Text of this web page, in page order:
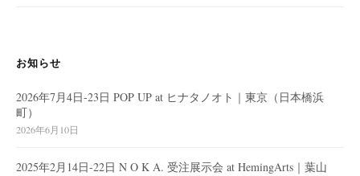
お知らせ
2026年7月4日-23日 POP UP at ヒナタノオト｜東京（日本橋浜
町）
2026年6月10日
2025年2月14日-22日 N O K A. 受注展示会 at HemingArts｜葉山